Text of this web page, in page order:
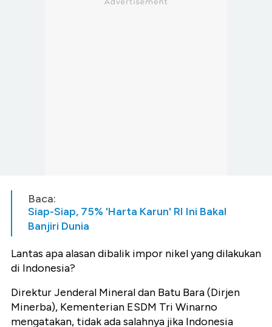
Baca:
Siap-Siap, 75% 'Harta Karun' RI Ini Bakal
Banjiri Dunia
Lantas apa alasan dibalik impor nikel yang dilakukan
di Indonesia?
Direktur Jenderal Mineral dan Batu Bara (Dirjen
Minerba), Kementerian ESDM Tri Winarno
mengatakan, tidak ada salahnya jika Indonesia